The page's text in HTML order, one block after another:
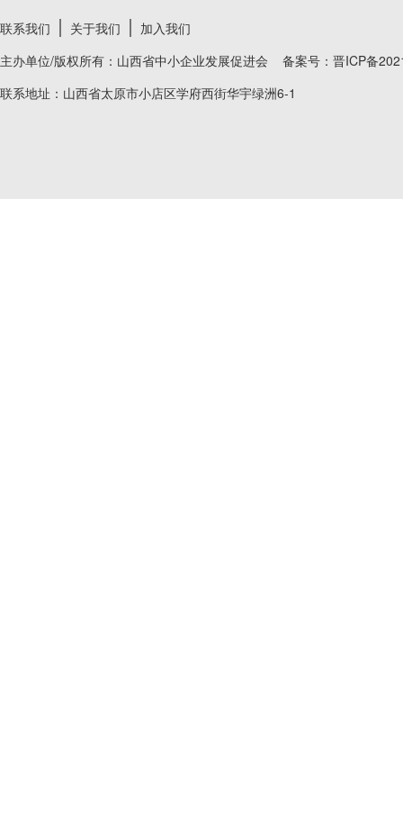
联系我们 关于我们
加入我们
主办单位/版权所有：山西省中小企业发展促进会 备案号： 晋ICP备
联系地址：山西省太原市小店区学府西街华宇绿洲6-1